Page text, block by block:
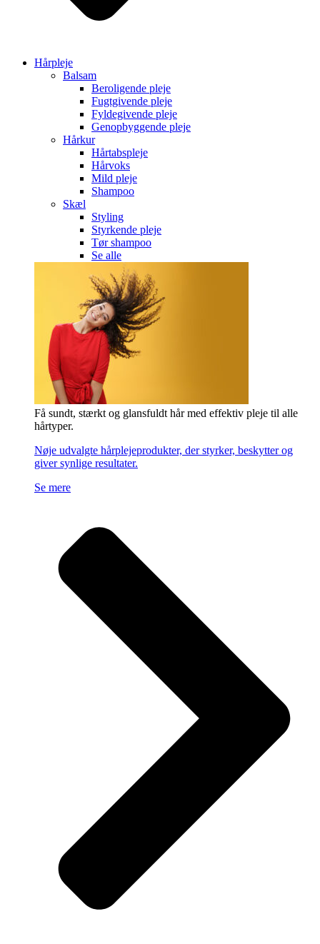
Hårpleje
Balsam
Beroligende pleje
Fugtgivende pleje
Fyldegivende pleje
Genopbyggende pleje
Hårkur
Hårtabspleje
Hårvoks
Mild pleje
Shampoo
Skæl
Styling
Styrkende pleje
Tør shampoo
Se alle
Få sundt, stærkt og glansfuldt hår med effektiv pleje til alle
hårtyper.
Nøje udvalgte hårplejeprodukter, der styrker, beskytter og
giver synlige resultater.
Se mere